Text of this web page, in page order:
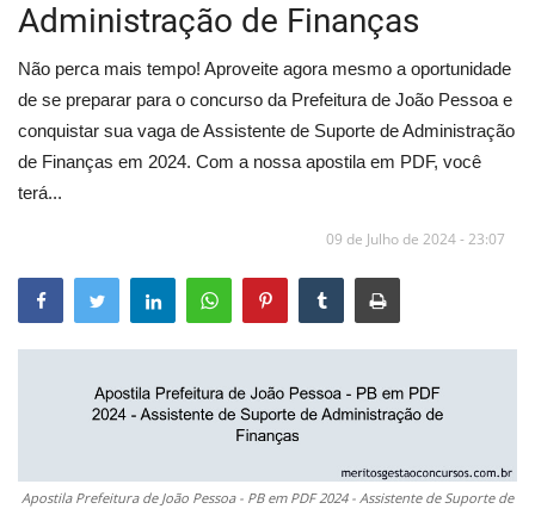
Apostila Impressa
Cursos Online
Combo Apostilas
Administração de Finanças
Não perca mais tempo! Aproveite agora mesmo a oportunidade
de se preparar para o concurso da Prefeitura de João Pessoa e
conquistar sua vaga de Assistente de Suporte de Administração
de Finanças em 2024. Com a nossa apostila em PDF, você
terá...
09 de Julho de 2024 - 23:07
Apostila Prefeitura de João Pessoa - PB em PDF 2024 - Assistente de Suporte de